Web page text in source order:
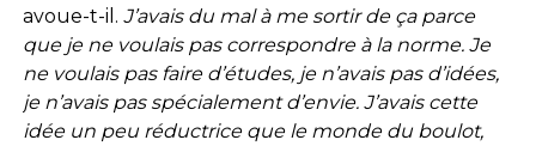
avoue-t-il. J’avais du mal à me sortir de ça parce
que je ne voulais pas correspondre à la norme. Je
ne voulais pas faire d’études, je n’avais pas d’idées,
je n’avais pas spécialement d’envie. J’avais cette
idée un peu réductrice que le monde du boulot,